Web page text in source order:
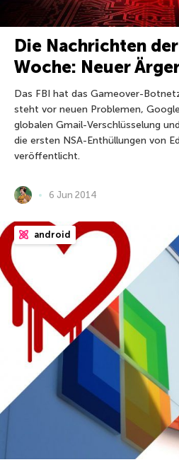
Die Nachrichten
Woche: Neuer
Das FBI hat das Gameover-
steht vor neuen Problemen,
globalen Gmail-Verschlüsselung
die ersten NSA-Enthüllungen von
veröffentlicht.
6 Jun 2014
android